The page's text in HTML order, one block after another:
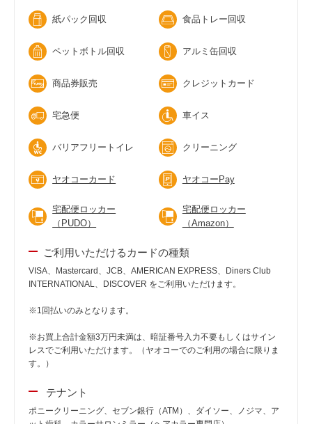
紙パック回収 食品トレー回収
ペットボトル回収 アルミ缶回収
商品券販売 クレジットカード
宅急便 車イス
バリアフリートイレ クリーニング
ヤオコーカード ヤオコーPay
宅配便ロッカー
（PUDO）
宅配便ロッカー
（Amazon）
ご利用いただけるカードの種類
VISA、Mastercard、JCB、AMERICAN EXPRESS、Diners Club
INTERNATIONAL、DISCOVER をご利用いただけます。
※1回払いのみとなります。
※お買上合計金額3万円未満は、暗証番号入力不要もしくはサイン
レスでご利用いただけます。（ヤオコーでのご利用の場合に限りま
す。）
テナント
ポニークリーニング、セブン銀行（ATM）、ダイソー、ノジマ、ア